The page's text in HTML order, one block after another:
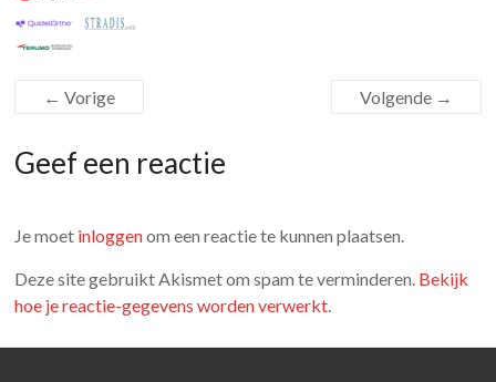
← Vorige Volgende →
Geef een reactie
Je moet inloggenom een reactie te kunnen plaatsen.
Deze site gebruikt Akismet om spam te verminderen. Bekijk
hoe je reactie-gegevens worden verwerkt.